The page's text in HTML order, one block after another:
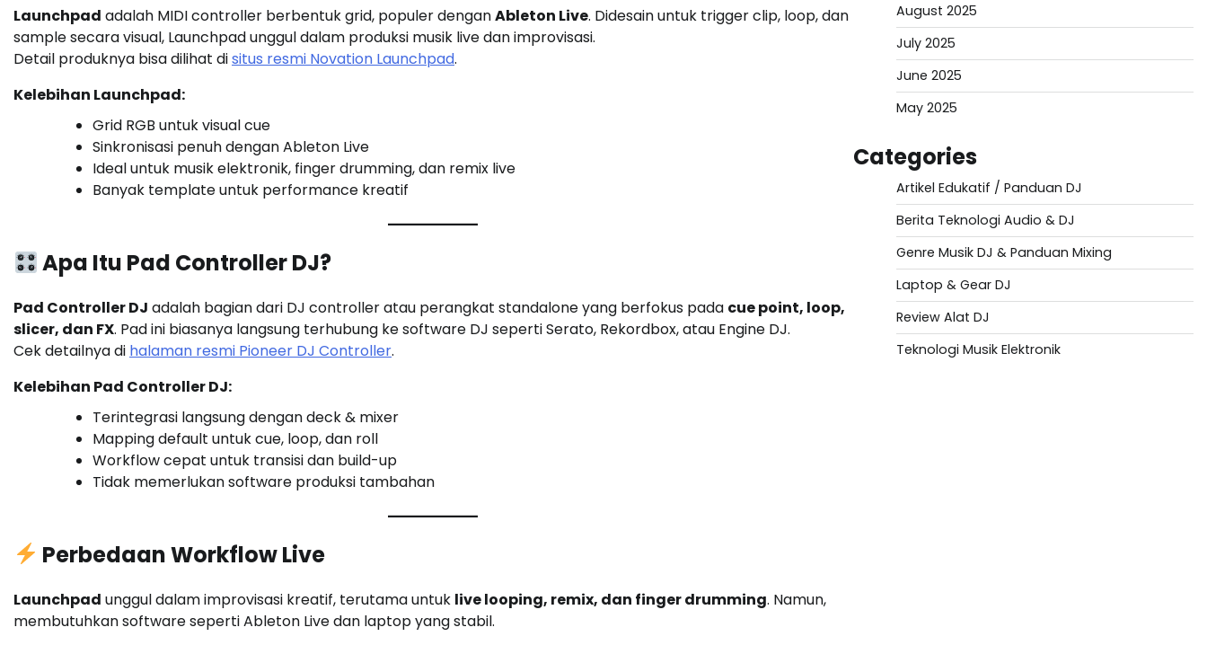
Launchpad adalah MIDI controller berbentuk grid, populer denganAbleton Live. Didesain untuk trigger clip, loop, dan
sample secara visual, Launchpad unggul dalam produksi musik live dan improvisasi.
Detail produknya bisa dilihat disitus resmi Novation Launchpad.
Kelebihan Launchpad:
Grid RGB untuk visual cue
Sinkronisasi penuh dengan Ableton Live
Ideal untuk musik elektronik, finger drumming, dan remix live
Banyak template untuk performance kreatif
Apa Itu Pad Controller DJ?
Pad Controller DJ adalah bagian dari DJ controller atau perangkat standalone yang berfokus pada cue point, loop,
slicer, dan FX. Pad ini biasanya langsung terhubung ke software DJ seperti Serato, Rekordbox, atau Engine DJ.
Cek detailnya di halaman resmi Pioneer DJ Controller.
Kelebihan Pad Controller DJ:
Terintegrasi langsung dengan deck & mixer
Mapping default untuk cue, loop, dan roll
Workflow cepat untuk transisi dan build-up
Tidak memerlukan software produksi tambahan
Perbedaan Workflow Live
Launchpad unggul dalam improvisasi kreatif, terutama untuk live looping, remix, dan finger drumming. Namun,
membutuhkan software seperti Ableton Live dan laptop yang stabil.
August 2025
July 2025
June 2025
May 2025
Categories
Artikel Edukatif / Panduan DJ
Berita Teknologi Audio & DJ
Genre Musik DJ & Panduan Mixing
Laptop & Gear DJ
Review Alat DJ
Teknologi Musik Elektronik